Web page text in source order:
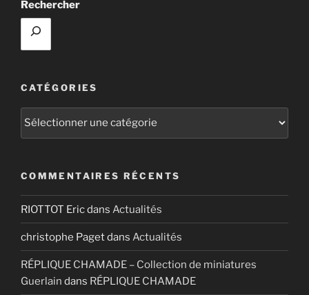
Rechercher
CATÉGORIES
Catégories
COMMENTAIRES RÉCENTS
RIOTTOT Ericdans Actualités
christophe Pagetdans Actualités
RÉPLIQUE CHAMADE – Collection de miniatures
Guerlain dans RÉPLIQUE CHAMADE